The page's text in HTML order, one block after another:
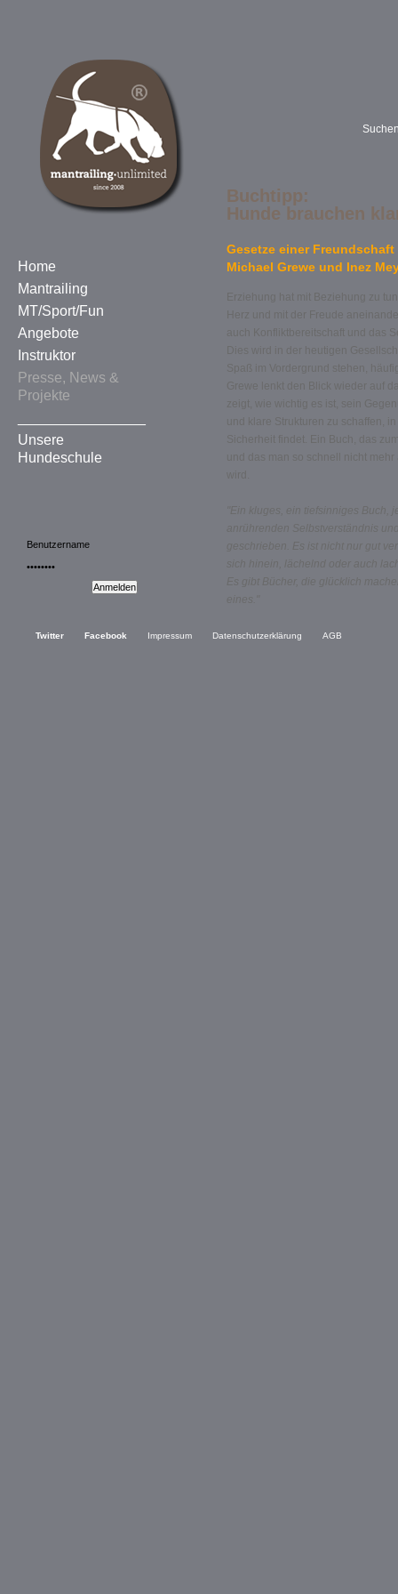
Buchtipp:
Hunde brauchen
Gesetze einer
Michael Grewe und Inez
Erziehung hat mit Beziehung zu
Herz und mit der Freude
auch Konfliktbereitschaft und das
Dies wird in der heutigen
Spaß im Vordergrund stehen,
Grewe lenkt den Blick wieder auf
zeigt, wie wichtig es ist, sein
und klare Strukturen zu schaffen,
Sicherheit findet. Ein Buch, das
und das man so schnell nicht
wird.
"Ein kluges, ein tiefsinniges Buch,
anrührenden Selbstverständnis
geschrieben. Es ist nicht nur gut
sich hinein, lächelnd oder auch
Es gibt Bücher, die glücklich
eines."
Home
Mantrailing
MT/Sport/Fun
Angebote
Instruktor
Presse, News &
Projekte
Unsere
Hundeschule
Twitter Facebook Impressum Datenschutzerklärung AGB